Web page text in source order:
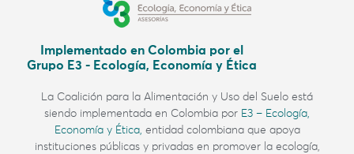
Implementado en Colombia por el
Grupo E3 - Ecología, Economía y Ética
La Coalición para la Alimentación y Uso del Suelo está
siendo implementada en Colombia por E3 – Ecología,
Economía y Ética, entidad colombiana que apoya
instituciones públicas y privadas en promover la ecología,